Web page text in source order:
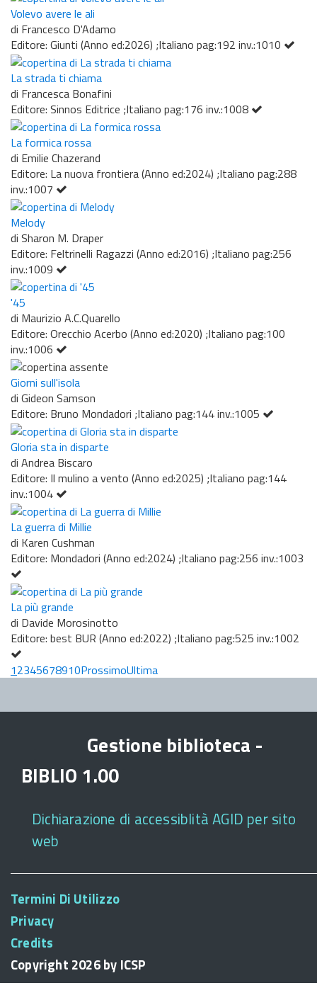
Volevo avere le ali
di Francesco D'Adamo
Editore: Giunti (Anno ed:2026) ;Italiano pag:192 inv.:1010
La strada ti chiama
di Francesca Bonafini
Editore: Sinnos Editrice ;Italiano pag:176 inv.:1008
La formica rossa
di Emilie Chazerand
Editore: La nuova frontiera (Anno ed:2024) ;Italiano pag:288
inv.:1007
Melody
di Sharon M. Draper
Editore: Feltrinelli Ragazzi (Anno ed:2016) ;Italiano pag:256
inv.:1009
'45
di Maurizio A.C.Quarello
Editore: Orecchio Acerbo (Anno ed:2020) ;Italiano pag:100
inv.:1006
Giorni sull'isola
di Gideon Samson
Editore: Bruno Mondadori ;Italiano pag:144 inv.:1005
Gloria sta in disparte
di Andrea Biscaro
Editore: Il mulino a vento (Anno ed:2025) ;Italiano pag:144
inv.:1004
La guerra di Millie
di Karen Cushman
Editore: Mondadori (Anno ed:2024) ;Italiano pag:256 inv.:1003
La più grande
di Davide Morosinotto
Editore: best BUR (Anno ed:2022) ;Italiano pag:525 inv.:1002
12345678910ProssimoUltima
Gestione biblioteca -
BIBLIO 1.00
Dichiarazione di accessiblità AGID per sito
web
Termini Di Utilizzo
Privacy
Credits
Copyright 2026 by ICSP